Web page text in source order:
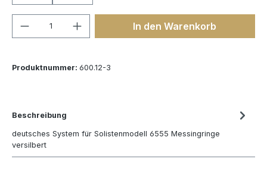
Produkt Anzahl: Gib denIn den Warenkorb
Produktnummer: 600.12-3
Beschreibung
deutsches System für Solistenmodell 6555 Messingringe
versilbert